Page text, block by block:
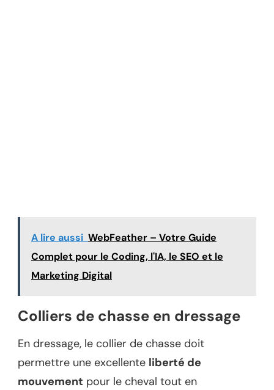
A lire aussi WebFeather – Votre Guide
Complet pour le Coding, l'IA, le SEO et le
Marketing Digital
Colliers de chasse en dressage
En dressage, le collier de chasse doit
permettre une excellente liberté de
mouvement pour le cheval tout en